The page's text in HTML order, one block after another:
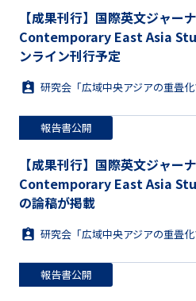
【成果刊行】国際英文ジャ
Contemporary East Asia
ンライン刊行予定
研究会「広域中央アジアの重畳化
報告書公開
【成果刊行】国際英文ジャ
Contemporary East Asia
の論稿が掲載
研究会「広域中央アジアの重畳化
報告書公開